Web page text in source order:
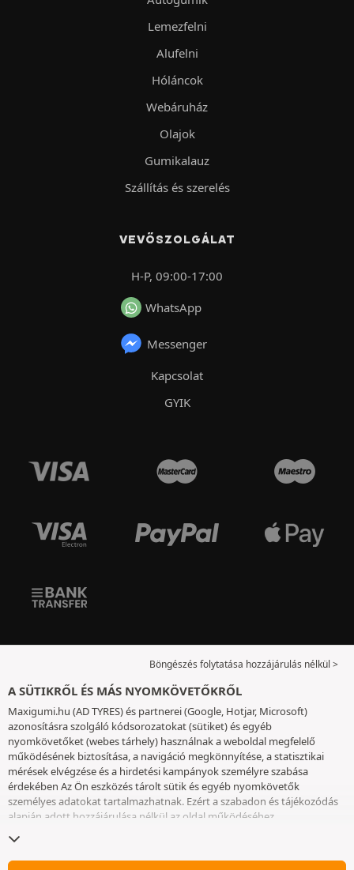
Lemezfelni
Alufelni
Hóláncok
Webáruház
Olajok
Gumikalauz
Szállítás és szerelés
VEVŐSZOLGÁLAT
H-P, 09:00-17:00
WhatsApp
Messenger
Kapcsolat
GYIK
Böngészés folytatása hozzájárulás nélkül >
A SÜTIKRŐL ÉS MÁS NYOMKÖVETŐKRŐL
Maxigumi.hu (AD TYRES) és partnerei (Google, Hotjar, Microsoft)
azonosításra szolgáló kódsorozatokat (sütiket) és egyéb
nyomkövetőket (webes tárhely) használnak a weboldal megfelelő
működésének biztosítása, a navigáció megkönnyítése, a statisztikai
mérések elvégzése és a hirdetési kampányok személyre szabása
érdekében Az Ön eszközés tárolt sütik és egyéb nyomkövetők
személyes adatokat tartalmazhatnak. Ezért a szabadon és tájékozódás
alapján adott hozzájárulása nélkül az oldal működéséhez
nyomkövetőket az eszközén. Az Ön által választott beállításokat 6
hónapig őrizzük meg. A hozzájárulását bármikor visszavonhatja aSütik